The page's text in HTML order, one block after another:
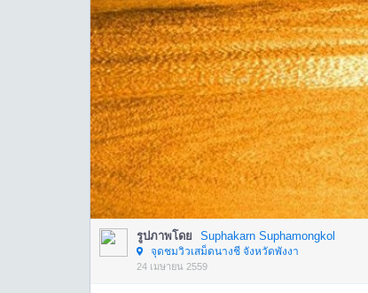
รูปภาพโดย Suphakarn Suphamongkol
จุดชมวิวเสม็ดนางชี จังหวัดพังงา
24 เมษายน 2559